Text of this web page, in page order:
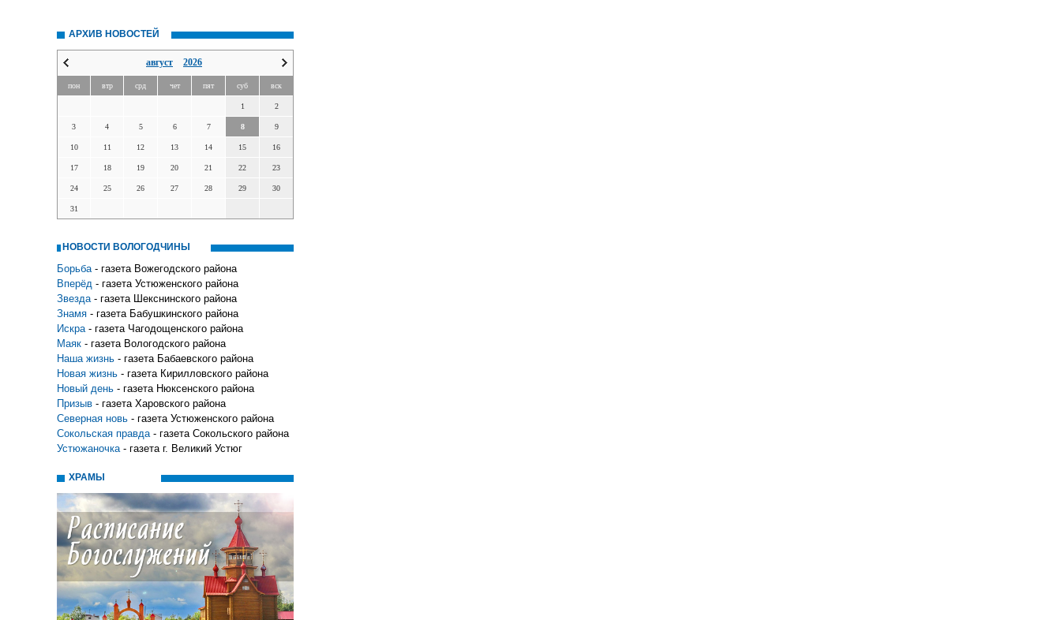
АРХИВ НОВОСТЕЙ
август 2026
пон втр срд чет пят суб вск
1 2
3 4 5 6 7 8 9
10 11 12 13 14 15 16
17 18 19 20 21 22 23
24 25 26 27 28 29 30
31
НОВОСТИ ВОЛОГОДЧИНЫ
Борьба - газета Вожегодского района
Вперёд - газета Устюженского района
Звезда - газета Шекснинского района
Знамя - газета Бабушкинского района
Искра - газета Чагодощенского района
Маяк - газета Вологодского района
Наша жизнь - газета Бабаевского района
Новая жизнь - газета Кирилловского района
Новый день - газета Нюксенского района
Призыв - газета Харовского района
Северная новь - газета Устюженского района
Сокольская правда - газета Сокольского района
Устюжаночка - газета г. Великий Устюг
ХРАМЫ